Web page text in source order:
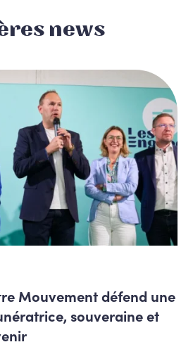
news
Mouvement défend une
souveraine et